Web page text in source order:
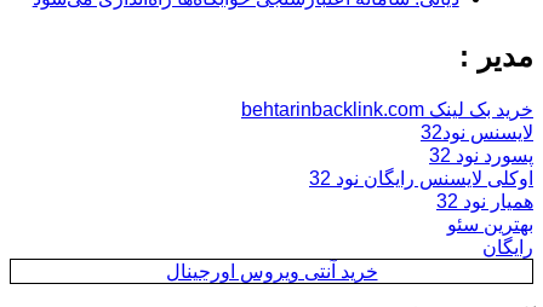
مدیر :
خرید بک لینک behtarinbacklink.com
لایسنس نود32
پسورد نود 32
اوکلی لایسنس رایگان نود 32
همیار نود 32
بهترین سئو
رایگان
خرید آنتی ویروس اورجینال